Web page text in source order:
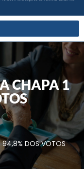
CHAPA 1
94,8% DOS VOTOS